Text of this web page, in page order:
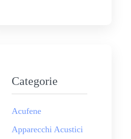
Categorie
Acufene
Apparecchi Acustici